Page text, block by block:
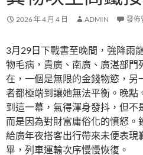
2026 年 4 月 4 日 ADMIN 發佈
3月29日下戰書至晚間，強降雨
物毛病，貴廣、南廣、廣湛部門
在，一個是無限的金錢物慾，另
者都極端到讓她無法平衡。晚點
到這一幕，氣得渾身發抖，但不
而是因為對財富庸俗化的憤怒。
給廣年夜搭客出行帶來未便表現
畢，列車運輸次序慢慢恢復。